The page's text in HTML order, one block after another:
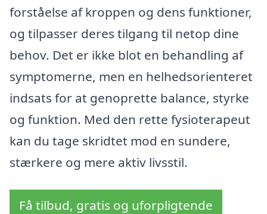
forståelse af kroppen og dens funktioner,
og tilpasser deres tilgang til netop dine
behov. Det er ikke blot en behandling af
symptomerne, men en helhedsorienteret
indsats for at genoprette balance, styrke
og funktion. Med den rette fysioterapeut
kan du tage skridtet mod en sundere,
stærkere og mere aktiv livsstil.
Få tilbud, gratis og uforpligtende